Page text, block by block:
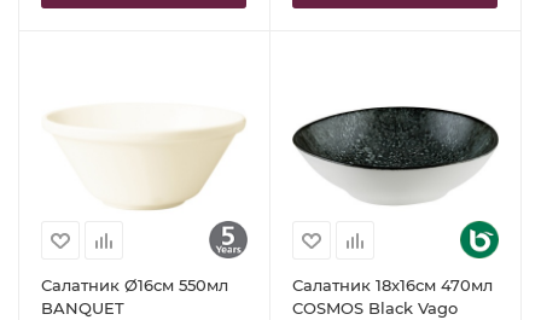
Салатник Ø16см 550мл
BANQUET
Салатник 18x16см 470мл
COSMOS Black Vago